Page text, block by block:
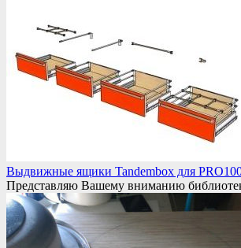
Выдвижные ящики Tandembox для
Представляю Вашему вниманию